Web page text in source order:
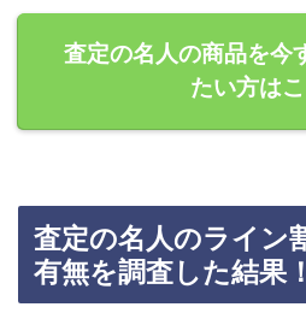
査定の名人の商品を今
たい方は
査定の名人のライン
有無を調査した結果！